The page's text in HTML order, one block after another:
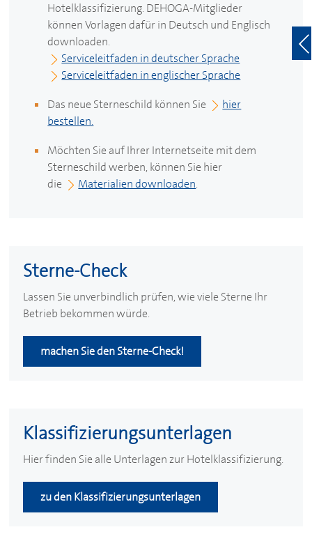
Hotelklassifizierung. DEHOGA-Mitglieder
können Vorlagen dafür in Deutsch und Englisch
downloaden.
Serviceleitfaden in deutscher Sprache
Serviceleitfaden in englischer Sprache
Das neue Sterneschild können Sie
hier
bestellen.
Möchten Sie auf Ihrer Internetseite mit dem
Sterneschild werben, können Sie hier
die
Materialien downloaden.
Sterne-Check
Lassen Sie unverbindlich prüfen, wie viele Sterne Ihr
Betrieb bekommen würde.
machen Sie den Sterne-Check!
Klassifizierungsunterlagen
Hier finden Sie alle Unterlagen zur Hotelklassifizierung.
zu den Klassifizierungsunterlagen